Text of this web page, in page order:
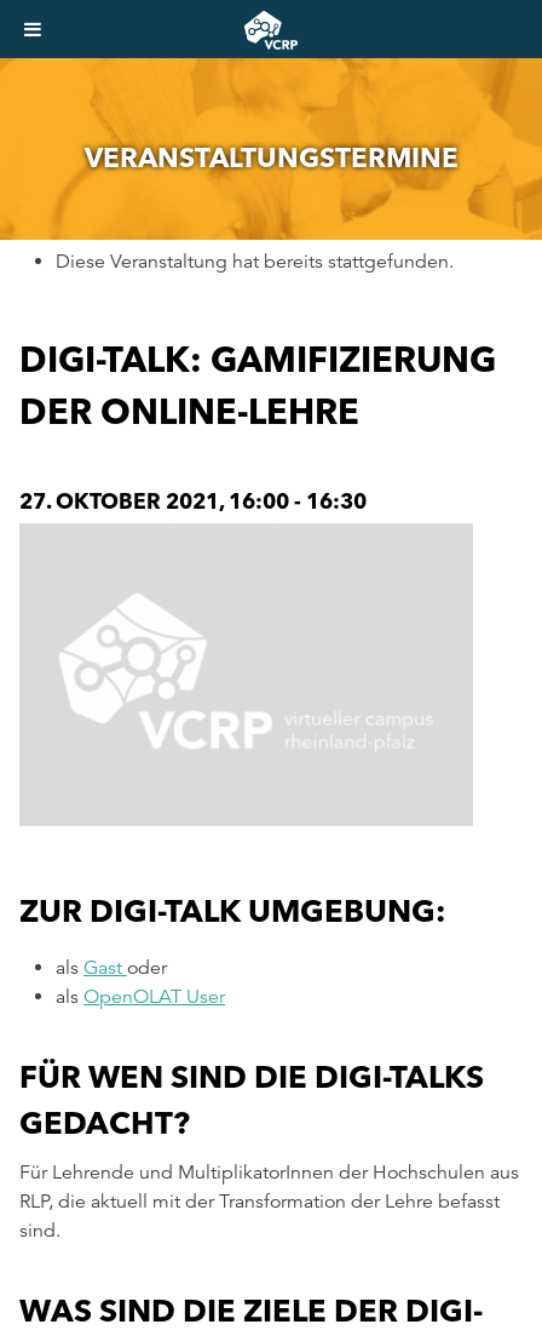
VER­AN­STAL­TUNGS­TER­MI­NE
Diese Veranstaltung hat bereits stattgefunden.
DIGI-TALK: GAMIFIZIERUNG
DER ONLINE-LEHRE
27. OKTOBER 2021, 16:00- 16:30
ZUR DIGI-TALK UMGEBUNG:
als Gast oder
als OpenOLAT User
FÜR WEN SIND DIE DIGI-TALKS
GEDACHT?
Für Lehrende und MultiplikatorInnen der Hochschulen aus
RLP, die aktuell mit der Transformation der Lehre befasst
sind.
WAS SIND DIE ZIELE DER DIGI-